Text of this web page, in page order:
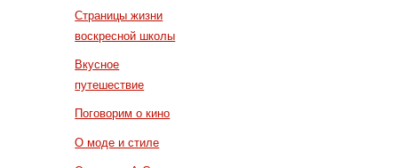
Страницы жизни
воскресной школы
Вкусное
путешествие
Поговорим о кино
О моде и стиле